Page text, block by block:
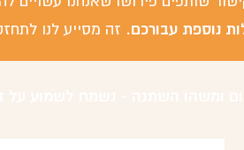
נוספת עבורכם. זה מסייע לנו